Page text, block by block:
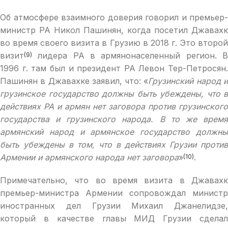
Об атмосфере взаимного доверия говорил и премьер-
министр РА Никол Пашинян, когда посетил Джавахк
во время своего визита в Грузию в 2018 г. Это второй
визит(9)
лидера РА в армянонаселенный регион. В
1996 г. там был и президент РА Левон Тер-Петросян.
Пашинян в Джавахке заявил, что: «Грузинский народ и
грузинское государство должны быть убеждены, что в
действиях РА и армян нет заговора против грузинского
государства и грузинского народа. В то же время
армянский народ и армянское государство должны
быть убеждены в том, что в действиях Грузии против
Армении и армянского народа нет заговора»(10).
Примечательно, что во время визита в Джавахк
премьер-министра Армении сопровождал министр
иностранных дел Грузии Михаил Джанелидзе,
который в качестве главы МИД Грузии сделал